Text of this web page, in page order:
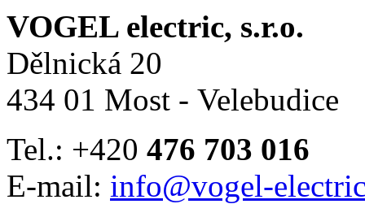
VOGEL electric, s.r.o.
Dělnická 20
434 01 Most - Velebudice
Tel.: +420 476 703 016
E-mail: info@vogel-